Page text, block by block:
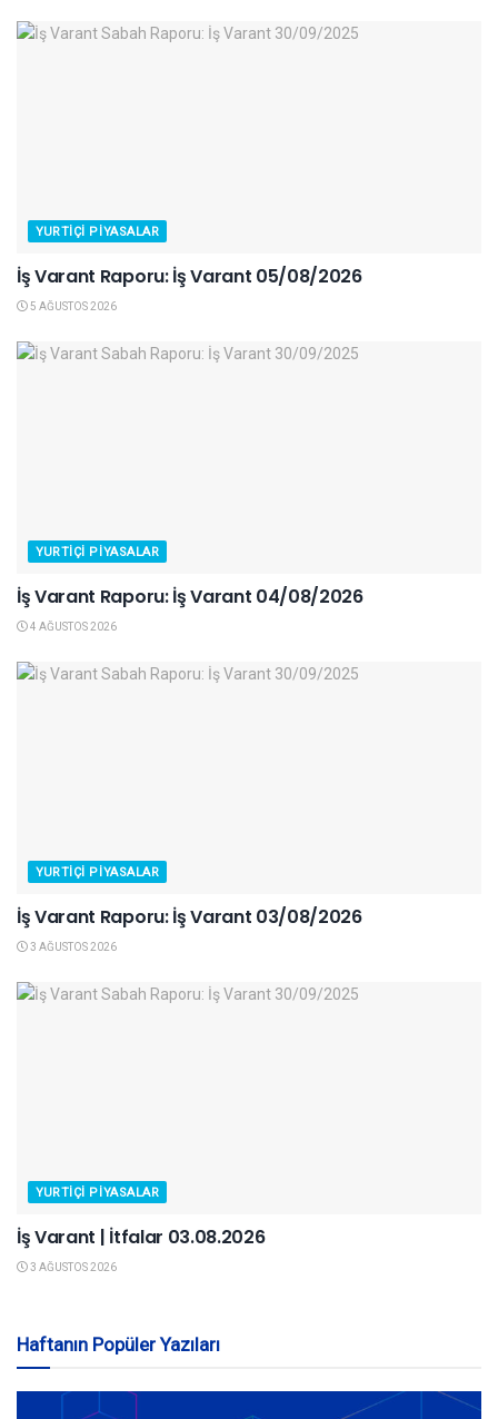
YURTIÇI PIYASALAR
İş Varant Raporu: İş Varant 05/08/2026
5 AĞUSTOS 2026
YURTIÇI PIYASALAR
İş Varant Raporu: İş Varant 04/08/2026
4 AĞUSTOS 2026
YURTIÇI PIYASALAR
İş Varant Raporu: İş Varant 03/08/2026
3 AĞUSTOS 2026
YURTIÇI PIYASALAR
İş Varant | İtfalar 03.08.2026
3 AĞUSTOS 2026
Haftanın Popüler Yazıları